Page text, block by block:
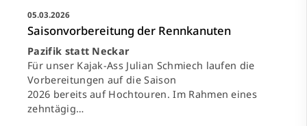
05.03.2026
Saisonvorbereitung der Rennkanuten
Pazifik statt Neckar
Für unser Kajak-Ass Julian Schmiech laufen die
Vorbereitungen auf die Saison
2026 bereits auf Hochtouren. Im Rahmen eines
zehntägig…